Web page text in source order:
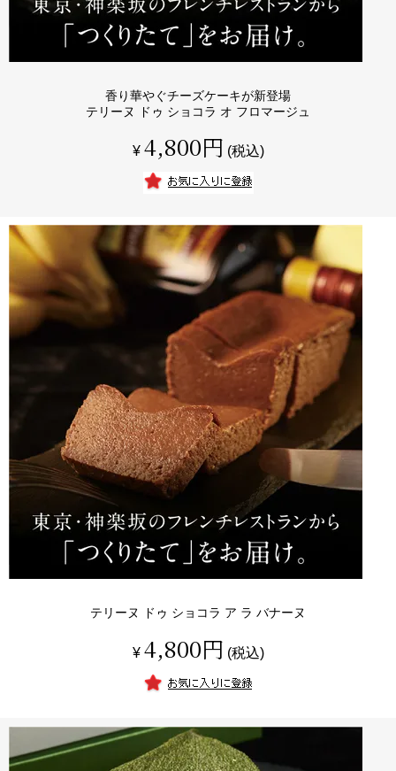
香り華やぐチーズケーキが新登場
テリーヌ ドゥ ショコラ オ フロマージュ
¥ 4,800 税込
テリーヌ ドゥ ショコラ ア ラ バナーヌ
¥ 4,800 税込